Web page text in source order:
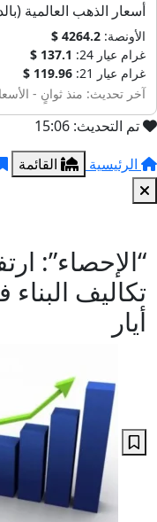
أسعار الذهب العالمية
الأونصة: 4264.2 $
غرام عيار 24:
137.1 $
غرام عيار 21:
119.96 $
آخر تحديث: منذ ثوانٍ -
تم التحديث: 15:06
الرئيسية
القائمة
“الإحصاء”:
تكاليف
أيار